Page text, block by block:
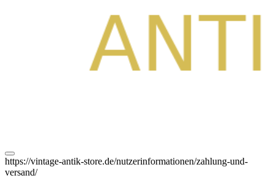
https://vintage-antik-store.de/nutzerinformationen/zahlung-und-
versand/